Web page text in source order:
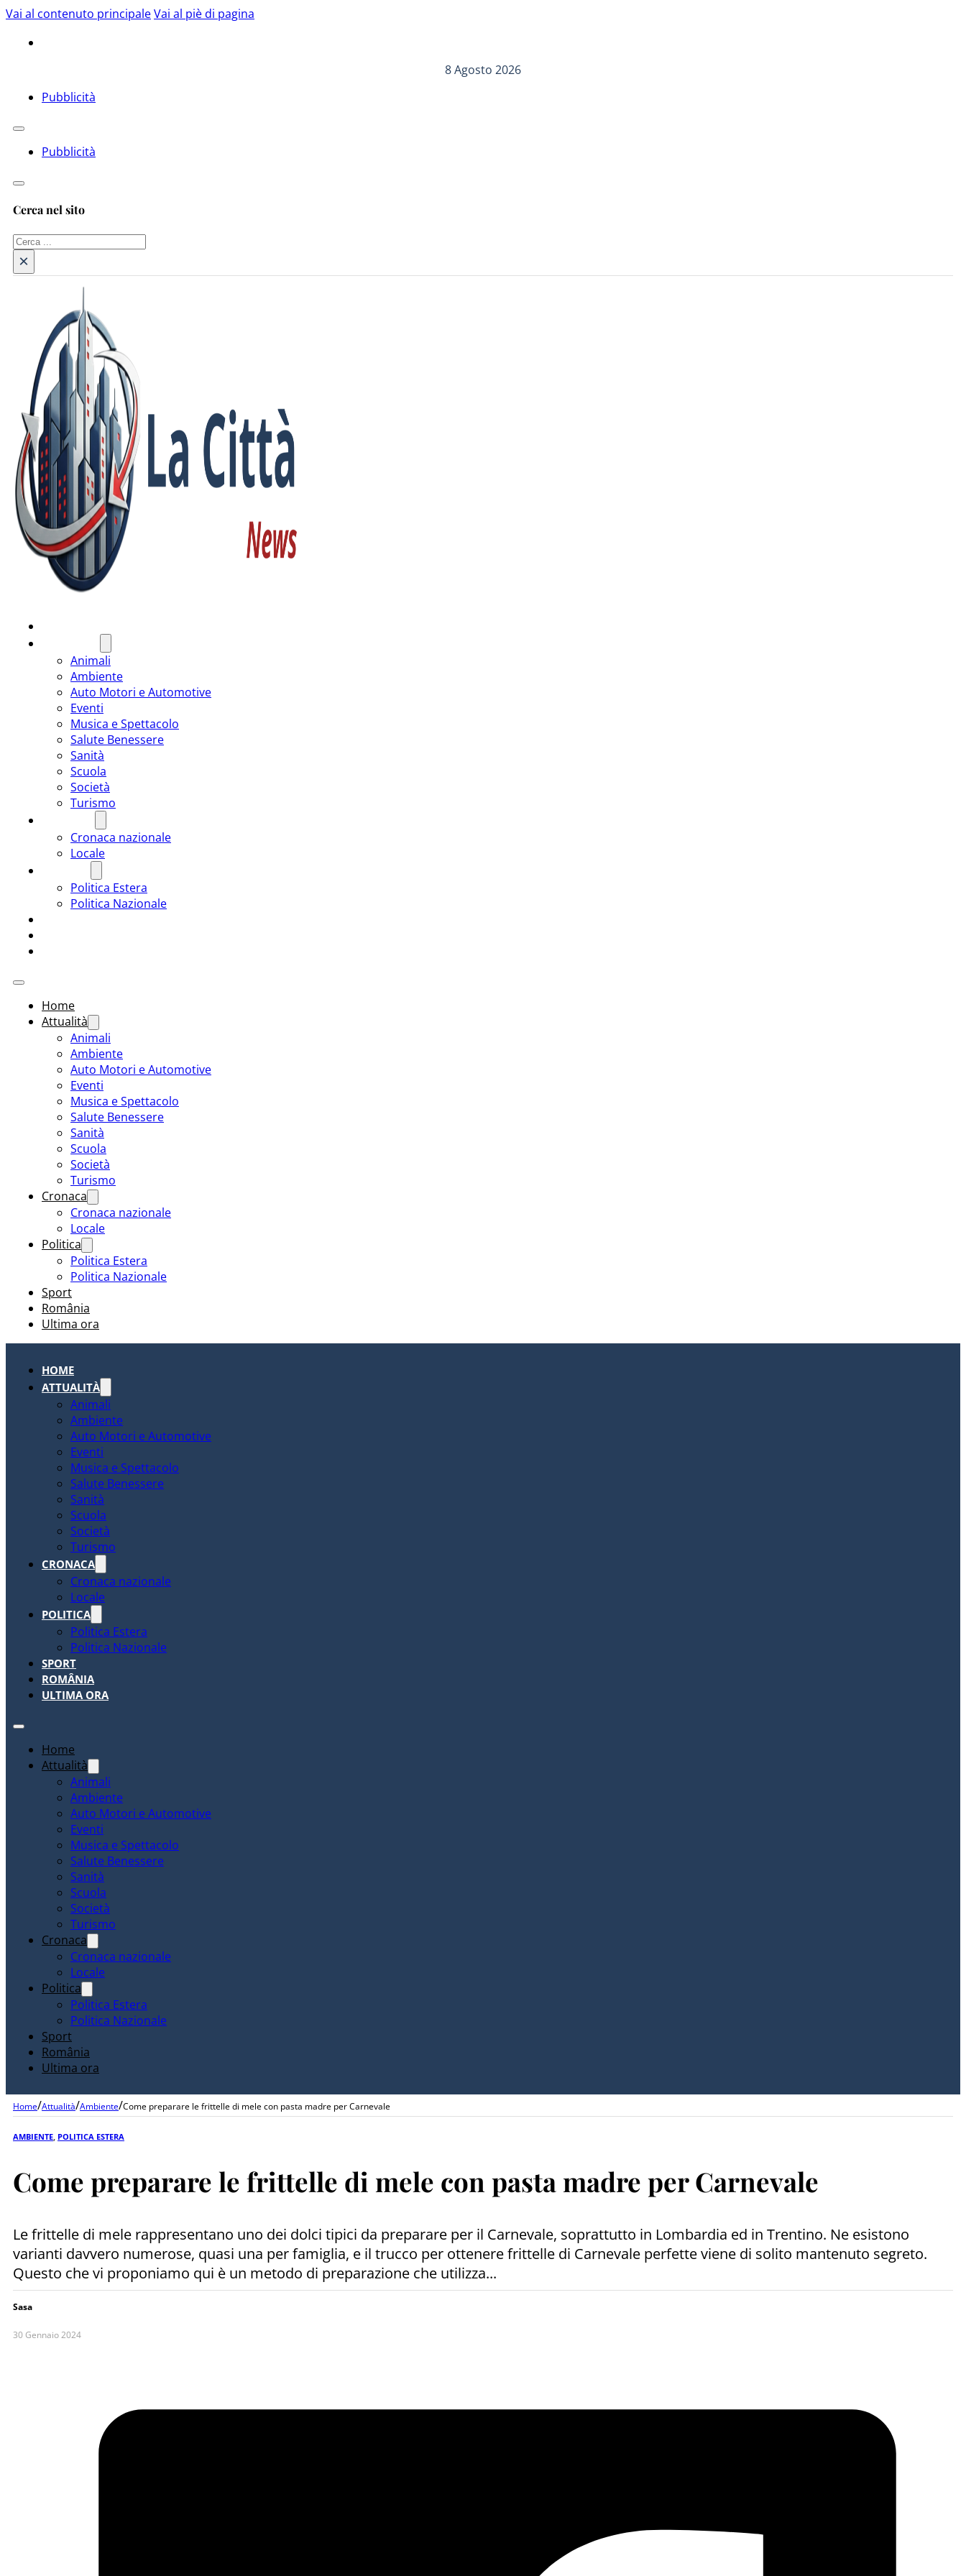
Vai al contenuto principaleVai al piè di pagina
8 Agosto 2026
Pubblicità
Pubblicità
Cerca nel sito
Cerca
×
Animali
Ambiente
Auto Motori e Automotive
Eventi
Musica e Spettacolo
Salute Benessere
Sanità
Scuola
Società
Turismo
Cronaca nazionale
Locale
Politica Estera
Politica Nazionale
Home
Attualità
Animali
Ambiente
Auto Motori e Automotive
Eventi
Musica e Spettacolo
Salute Benessere
Sanità
Scuola
Società
Turismo
Cronaca
Cronaca nazionale
Locale
Politica
Politica Estera
Politica Nazionale
Sport
România
Ultima ora
HOME
ATTUALITÀ
Animali
Ambiente
Auto Motori e Automotive
Eventi
Musica e Spettacolo
Salute Benessere
Sanità
Scuola
Società
Turismo
CRONACA
Cronaca nazionale
Locale
POLITICA
Politica Estera
Politica Nazionale
SPORT
ROMÂNIA
ULTIMA ORA
Home
Attualità
Animali
Ambiente
Auto Motori e Automotive
Eventi
Musica e Spettacolo
Salute Benessere
Sanità
Scuola
Società
Turismo
Cronaca
Cronaca nazionale
Locale
Politica
Politica Estera
Politica Nazionale
Sport
România
Ultima ora
Home/Attualità/Ambiente/Come preparare le frittelle di mele con pasta madre per Carnevale
AMBIENTE POLITICA ESTERA
Come preparare le frittelle di mele con pasta madre per Carnevale
Le frittelle di mele rappresentano uno dei dolci tipici da preparare per il Carnevale, soprattutto in Lombardia ed in Trentino. Ne esistono
varianti davvero numerose, quasi una per famiglia, e il trucco per ottenere frittelle di Carnevale perfette viene di solito mantenuto segreto.
Questo che vi proponiamo qui è un metodo di preparazione che utilizza...
Sasa
30 Gennaio 2024